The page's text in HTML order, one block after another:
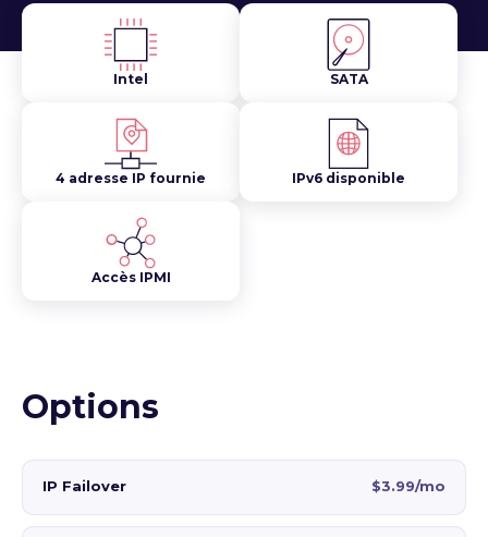
Intel SATA
4 adresse IP fournie IPv6 disponible
Accès IPMI
Options
IP Failover $3.99/mo